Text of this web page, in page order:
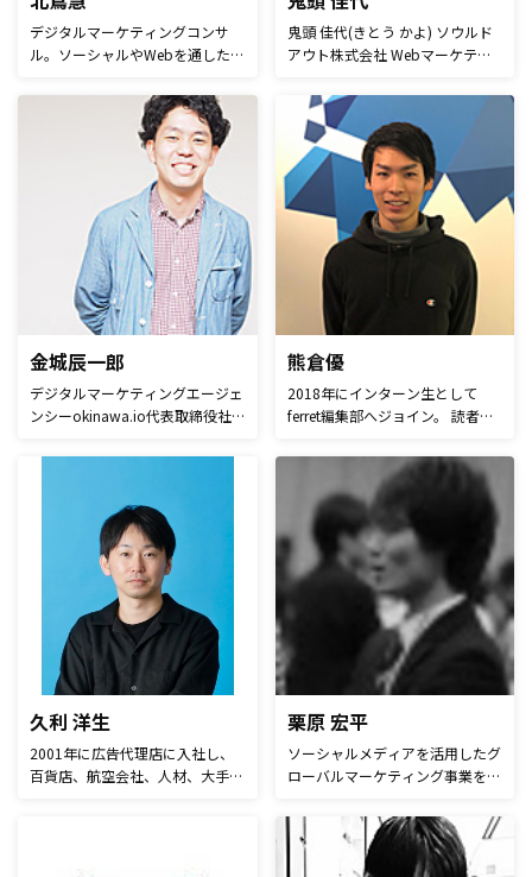
定している。
デジタルマーケティングコンサ
ル。ソーシャルやWebを通したソ
1991年生まれ神奈川県出身。LA
にある音楽のカレッジにてDIYマ
ーケティングを学びました。 自
身のバンドで音楽活動もしていま
鬼頭 佳代(きとう かよ) ソウルド
アウト株式会社 Webマーケティ
ドメディアLISKUL（リスクル）の
運営と広報活動を担当していま
す。
金城辰一郎
デジタルマーケティングエージェ
ンシーokinawa.io代表取締役社
はじめ、チャットボットの導入、
熊倉優
2018年にインターン生として
ferret編集部へジョイン。 読者の
うにがんばります。 ニュース記
事や統計記事を中心に執筆してい
ます。
久利 洋生
2001年に広告代理店に入社し、
百貨店、航空会社、人材、大手食
栗原 宏平
ソーシャルメディアを活用したグ
ローバルマーケティング事業を運
ンプロジェクトPUBLIQの日本ア
ンバサダーも兼務。主に英語圏の
マーケティング情報、記事を元に